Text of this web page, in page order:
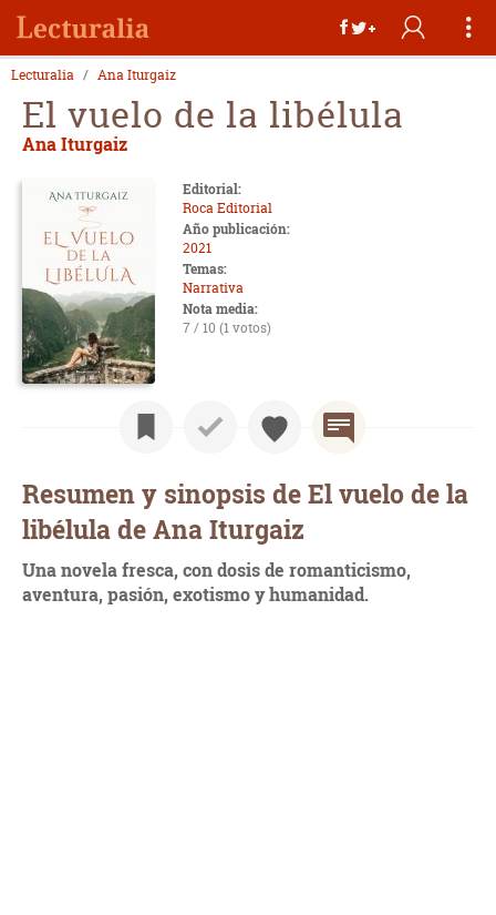
Lecturalia Ana Iturgaiz
El vuelo de la libélula
Ana Iturgaiz
Editorial:
Roca Editorial
Año publicación:
2021
Temas:
Narrativa
Nota media:
7 / 10 (1 votos)
Resumen y sinopsis de El vuelo de la
libélula de Ana Iturgaiz
Una novela fresca, con dosis de romanticismo,
aventura, pasión, exotismo y humanidad.